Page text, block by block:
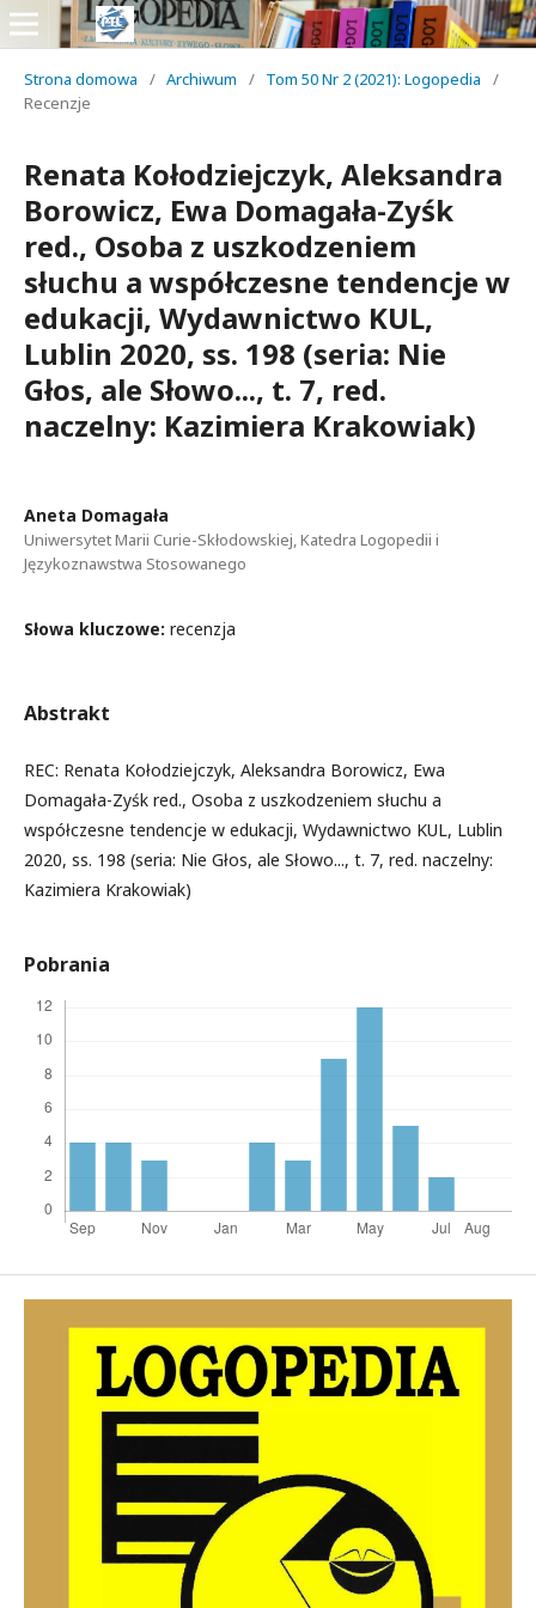
Strona domowa / Archiwum / Tom 50 Nr 2 (2021): Logopedia
/
Recenzje
Renata Kołodziejczyk, Aleksandra
Borowicz, Ewa Domagała-Zyśk
red., Osoba z uszkodzeniem
słuchu a współczesne tendencje w
edukacji, Wydawnictwo KUL,
Lublin 2020, ss. 198 (seria: Nie
Głos, ale Słowo..., t. 7, red.
naczelny: Kazimiera Krakowiak)
Aneta Domagała
Uniwersytet Marii Curie-Skłodowskiej, Katedra Logopedii i
Językoznawstwa Stosowanego
Słowa kluczowe: recenzja
Abstrakt
REC: Renata Kołodziejczyk, Aleksandra Borowicz, Ewa
Domagała-Zyśk red., Osoba z uszkodzeniem słuchu a
współczesne tendencje w edukacji, Wydawnictwo KUL, Lublin
2020, ss. 198 (seria: Nie Głos, ale Słowo..., t. 7, red. naczelny:
Kazimiera Krakowiak)
Pobrania